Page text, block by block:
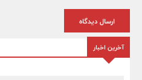
ارسال دیدگاه
آخرین اخبار